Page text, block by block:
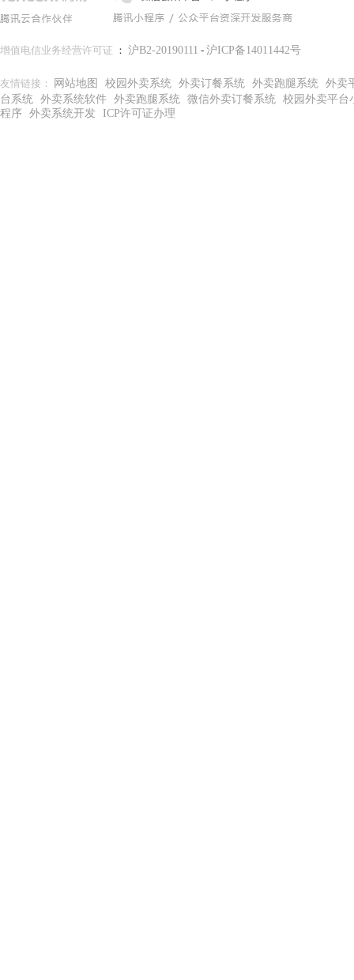
增值电信业务经营许可证 ： 沪B2-20190111 - 沪ICP备14011442号
友情链接： 网站地图 校园外卖系统 外卖订餐系统 外卖跑腿系统 外卖
台系统 外卖系统软件 外卖跑腿系统 微信外卖订餐系统 校园外卖平台
程序
外卖系统开发 ICP许可证办理